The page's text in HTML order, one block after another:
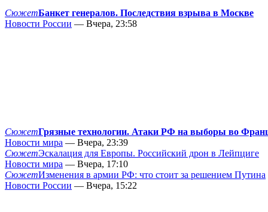
СюжетБанкет генералов. Последствия взрыва в Москве
Новости России — Вчера, 23:58
СюжетГрязные технологии. Атаки РФ на выборы во
Новости мира — Вчера, 23:39
СюжетЭскалация для Европы. Российский дрон в Лейпциге
Новости мира — Вчера, 17:10
СюжетИзменения в армии РФ: что стоит за решением Путина
Новости России — Вчера, 15:22